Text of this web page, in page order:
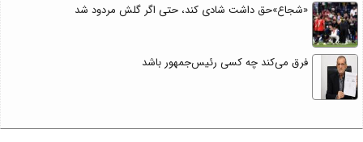
«شجاع»حق داشت شادی کند، حتی اگر گلش مردود شد
فرق می‌کند چه کسی رئیس‌جمهور باشد